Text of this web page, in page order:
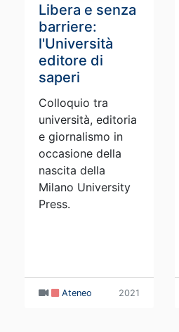
Libera e senza
barriere:
l'Università
editore di
saperi
Colloquio tra
università, editoria
e giornalismo in
occasione della
nascita della
Milano University
Press.
Ateneo 2021